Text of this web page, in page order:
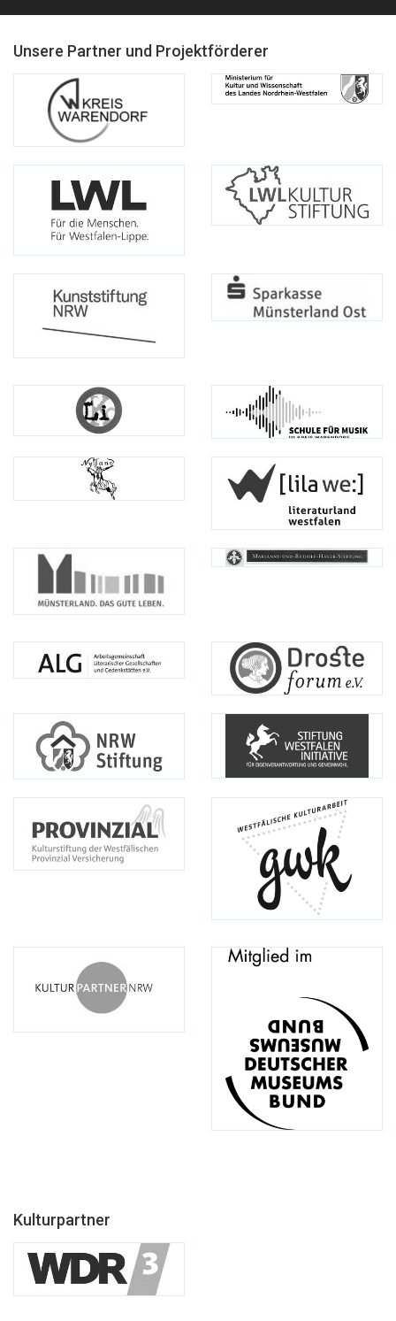
Unsere Partner und Projektförderer
Kulturpartner